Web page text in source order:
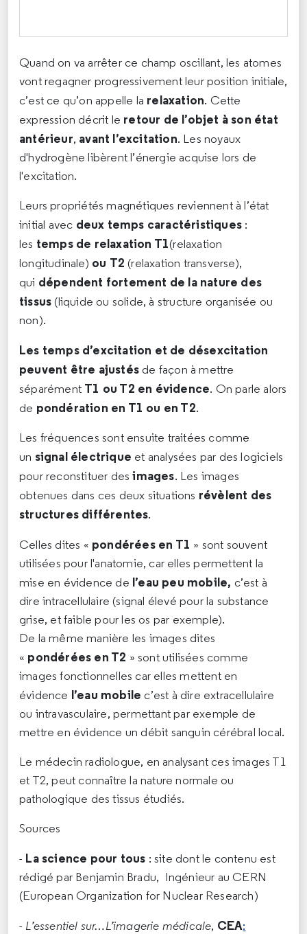
Quand on va arrêter ce champ oscillant, les atomes
vont regagner progressivement leur position initiale,
c’est ce qu’on appelle la relaxation. Cette
expression décrit le retour de l’objet à son état
antérieur, avant l’excitation. Les noyaux
d'hydrogène libèrent l’énergie acquise lors de
l'excitation.
Leurs propriétés magnétiques reviennent à l’état
initial avec deux temps caractéristiques :
les temps de relaxation T1(relaxation
longitudinale) ou T2 (relaxation transverse),
qui dépendent fortement de la nature des
tissus(liquide ou solide, à structure organisée ou
non).
Les temps d’excitation et de désexcitation
peuvent être ajustés de façon à mettre
séparément T1 ou T2 en évidence. On parle alors
de pondération en T1 ou en T2.
Les fréquences sont ensuite traitées comme
un signal électrique et analysées par des logiciels
pour reconstituer desimages. Les images
obtenues dans ces deux situations révèlent des
structures différentes.
Celles dites « pondérées en T1 » sont souvent
utilisées pour l'anatomie, car elles permettent la
mise en évidence de l’eau peu mobile, c’est à
dire intracellulaire (signal élevé pour la substance
grise, et faible pour les os par exemple).
De la même manière les images dites
« pondérées en T2 » sont utilisées comme
images fonctionnelles car elles mettent en
évidence l’eau mobile c’est à dire extracellulaire
ou intravasculaire, permettant par exemple de
mettre en évidence un débit sanguin cérébral local.
Le médecin radiologue, en analysant ces images T1
et T2, peut connaître la nature normale ou
pathologique des tissus étudiés.
Sources
- La science pour tous : site dont le contenu est
rédigé par Benjamin Bradu, Ingénieur au CERN
(European Organization for Nuclear Research)
- L’essentiel sur…L’imagerie médicale, CEA: